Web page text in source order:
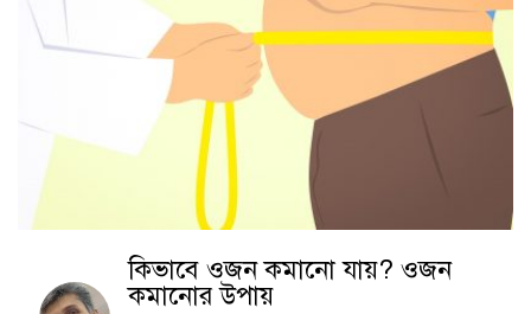
কিভাবে ওজন কমানো যায়? ওজন
কমানোর উপায়